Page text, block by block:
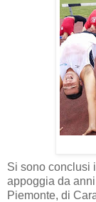
Si sono conclusi
appoggia da
Piemonte, di